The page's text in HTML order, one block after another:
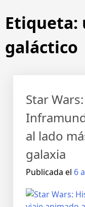
Etiqueta:
galáctico
Star
al lado
galaxia
Publicada el 6